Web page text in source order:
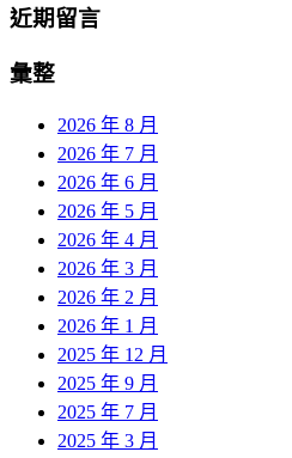
近期留言
彙整
2026 年 8 月
2026 年 7 月
2026 年 6 月
2026 年 5 月
2026 年 4 月
2026 年 3 月
2026 年 2 月
2026 年 1 月
2025 年 12 月
2025 年 9 月
2025 年 7 月
2025 年 3 月